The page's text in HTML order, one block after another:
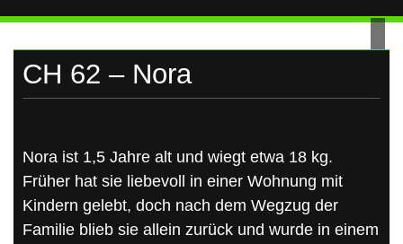
CH 62 – Nora
Nora ist 1,5 Jahre alt und wiegt etwa 18 kg.
Früher hat sie liebevoll in einer Wohnung mit
Kindern gelebt, doch nach dem Wegzug der
Familie blieb sie allein zurück und wurde in einem